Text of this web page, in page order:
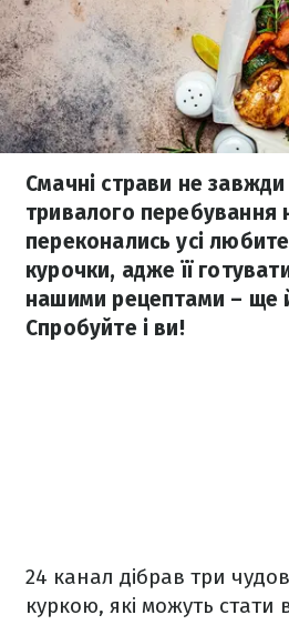
Смачні страви не
тривалого перебування
переконались усі
курочки, адже її
нашими рецептами – ще
Спробуйте і ви!
24 канал дібрав три
куркою, які можуть